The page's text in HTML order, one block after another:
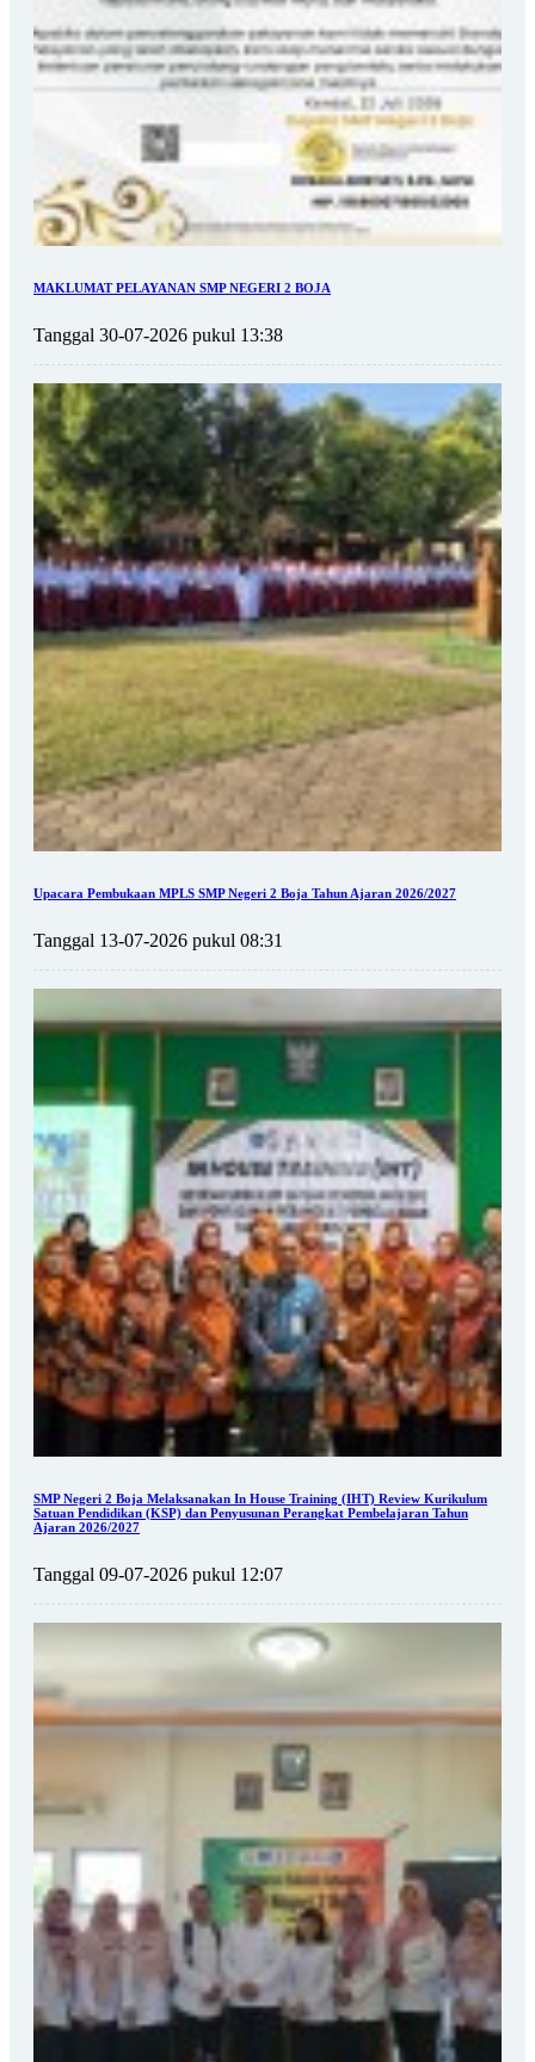
MAKLUMAT PELAYANAN SMP NEGERI 2 BOJA
Tanggal 30-07-2026 pukul 13:38
Upacara Pembukaan MPLS SMP Negeri 2 Boja Tahun Ajaran 2026/2027
Tanggal 13-07-2026 pukul 08:31
SMP Negeri 2 Boja Melaksanakan In House Training (IHT) Review Kurikulum
Satuan Pendidikan (KSP) dan Penyusunan Perangkat Pembelajaran Tahun
Ajaran 2026/2027
Tanggal 09-07-2026 pukul 12:07